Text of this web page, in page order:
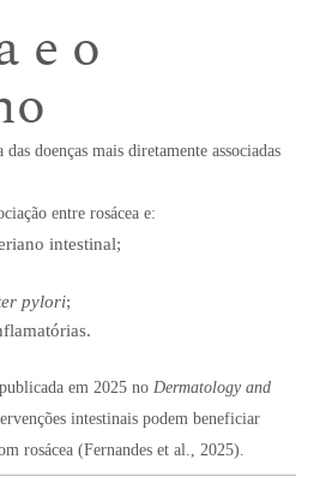
e o
doenças mais diretamente associadas
entre rosácea e:
intestinal;
pylori;
em 2025 no Dermatology and
intestinais podem beneficiar
rosácea (Fernandes et al., 2025).